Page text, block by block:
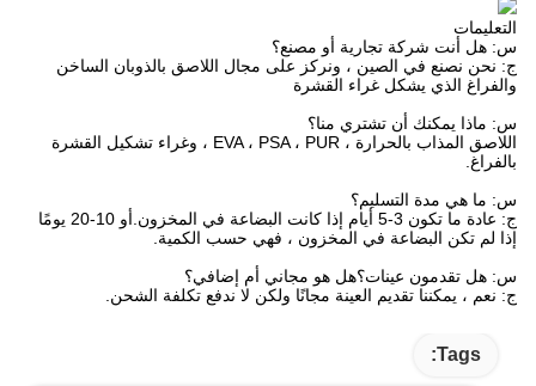
التعليمات
س: هل أنت شركة تجارية أو مصنع؟
ج: نحن نصنع في الصين ، ونركز على مجال اللاصق بالذوبان الساخن
والفراغ الذي يشكل غراء القشرة
س: ماذا يمكنك أن تشتري منا؟
اللاصق المذاب بالحرارة ، EVA ، PSA ، PUR ، وغراء تشكيل القشرة
بالفراغ.
س: ما هي مدة التسليم؟
ج: عادة ما تكون 3-5 أيام إذا كانت البضاعة في المخزون.أو 10-20 يومًا
إذا لم تكن البضاعة في المخزون ، فهي حسب الكمية.
س: هل تقدمون عينات؟هل هو مجاني أم إضافي؟
ج: نعم ، يمكننا تقديم العينة مجانًا ولكن لا ندفع تكلفة الشحن.
Tags: